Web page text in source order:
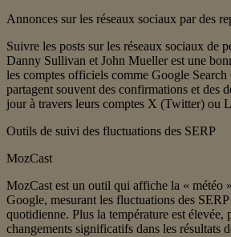
Annonces sur les réseaux sociaux par des
Suivre les posts sur les réseaux sociaux de
Danny Sullivan et John Mueller est une
les comptes officiels comme Google
partagent souvent des confirmations et des
jour à travers leurs comptes X (Twitter) ou
Outils de suivi des fluctuations des SERP
MozCast
MozCast est un outil qui affiche la « météo
Google, mesurant les fluctuations des SERP
quotidienne. Plus la température est élevée,
changements significatifs dans les résultats